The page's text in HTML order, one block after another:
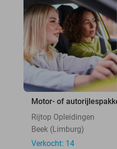
Motor- of
Rijtop Opleidingen
Beek (Limburg)
Verkocht: 14